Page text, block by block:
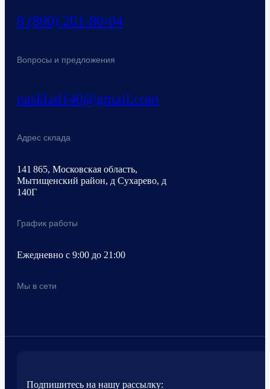
8 (800) 201-80-04
Вопросы и предложения
nasklad140@gmail.com
Адрес склада
141 865, Московская область,
Мытищенский район, д Сухарево, д
140Г
График работы
Ежедневно с 9:00 до 21:00
Мы в сети
Подпишитесь на нашу рассылку: